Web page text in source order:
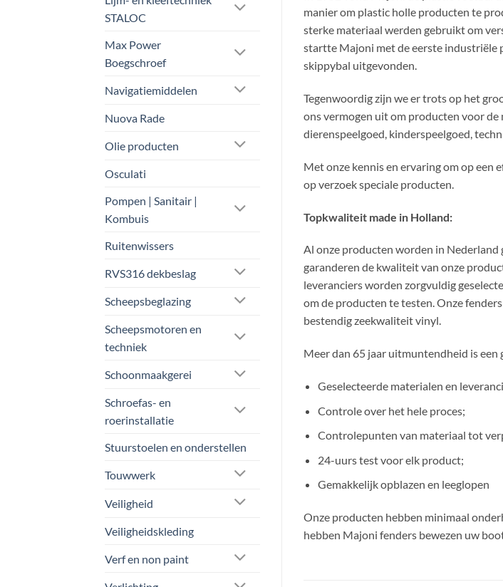
STALOC
Max Power
Boegschroef
Navigatiemiddelen
Nuova Rade
Olie producten
Osculati
Pompen | Sanitair |
Kombuis
Ruitenwissers
RVS316 dekbeslag
Scheepsbeglazing
Scheepsmotoren en
techniek
Schoonmaakgerei
Schroefas- en
roerinstallatie
Stuurstoelen en onderstellen
Touwwerk
Veiligheid
Veiligheidskleding
Verf en non paint
manier om plastic holle producten te
sterke materiaal werden gebruikt om
startte Majoni met de eerste industriële
skippybal uitgevonden.
Tegenwoordig zijn we er trots op het
ons vermogen uit om producten voor
dierenspeelgoed, kinderspeelgoed,
Met onze kennis en ervaring om op een
op verzoek speciale producten.
Topkwaliteit made in Holland:
Al onze producten worden in
garanderen de kwaliteit van onze
leveranciers worden zorgvuldig
om de producten te testen. Onze
bestendig zeekwaliteit vinyl.
Meer dan 65 jaar uitmuntendheid is
Geselecteerde materialen en
Controle over het hele proces;
Controlepunten van materiaal tot
24-uurs test voor elk product;
Gemakkelijk opblazen en leeglopen
Onze producten hebben minimaal
hebben Majoni fenders bewezen uw